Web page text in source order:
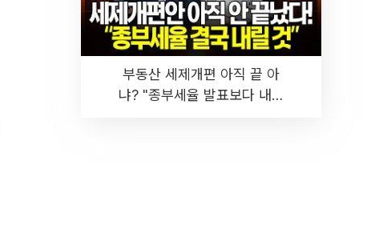
부동산 세제개편 아직 끝 아
냐? "종부세율 발표보다 내릴